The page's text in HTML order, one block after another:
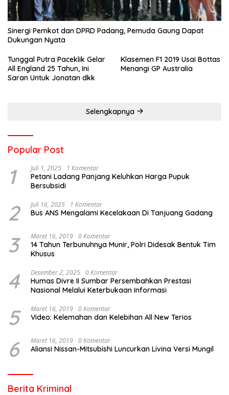
Sinergi Pemkot dan DPRD Padang, Pemuda Gaung Dapat
Dukungan Nyata
Tunggal Putra Paceklik Gelar
All England 25 Tahun, Ini
Saran Untuk Jonatan dkk
Klasemen F1 2019 Usai Bottas
Menangi GP Australia
Selengkapnya
Popular Post
1 Juli 1, 2025 1 Komentar
Petani Ladang Panjang Keluhkan Harga Pupuk
Bersubsidi
2 Juli 16, 2025 1 Komentar
Bus ANS Mengalami Kecelakaan Di Tanjuang Gadang
3 Maret 16, 2019 0 Komentar
14 Tahun Terbunuhnya Munir, Polri Didesak Bentuk Tim
Khusus
4 Desember 2, 2025 0 Komentar
Humas Divre II Sumbar Persembahkan Prestasi
Nasional Melalui Keterbukaan Informasi
5 Maret 16, 2019 0 Komentar
Video: Kelemahan dan Kelebihan All New Terios
6 Maret 16, 2019 0 Komentar
Aliansi Nissan-Mitsubishi Luncurkan Livina Versi Mungil
Berita Kriminal